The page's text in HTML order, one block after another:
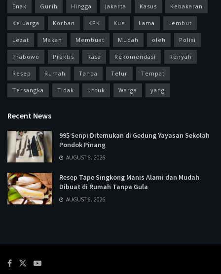
Enak Gurih Hingga Jakarta Kasus Kebakaran
Keluarga Korban KPK Kue Lama Lembut
Lezat Makan Membuat Mudah oleh Polisi
Prabowo Praktis Rasa Rekomendasi Renyah
Resep Rumah Tanpa Telur Tempat
Tersangka Tidak untuk Warga yang
Recent News
995 Senpi Ditemukan di Gedung Yayasan Sekolah
Pondok Pinang
AUGUST 6, 2026
Resep Tape Singkong Manis Alami dan Mudah
Dibuat di Rumah Tanpa Gula
AUGUST 6, 2026